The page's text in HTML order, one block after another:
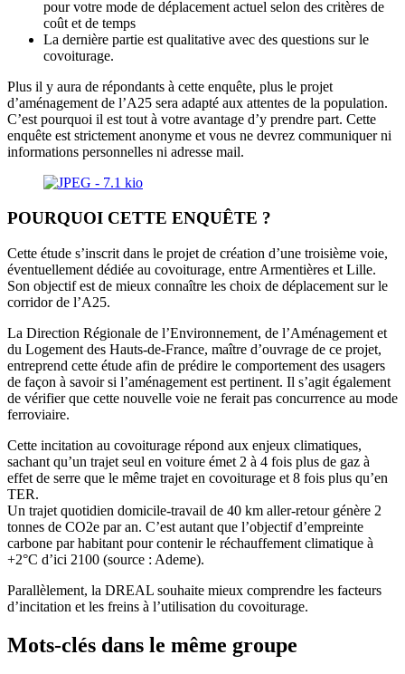
pour votre mode de déplacement actuel selon des critères de
coût et de temps
La dernière partie est qualitative avec des questions sur le
covoiturage.
Plus il y aura de répondants à cette enquête, plus le projet
d’aménagement de l’A25 sera adapté aux attentes de la population.
C’est pourquoi il est tout à votre avantage d’y prendre part. Cette
enquête est strictement anonyme et vous ne devrez communiquer ni
informations personnelles ni adresse mail.
POURQUOI CETTE ENQUÊTE ?
Cette étude s’inscrit dans le projet de création d’une troisième voie,
éventuellement dédiée au covoiturage, entre Armentières et Lille.
Son objectif est de mieux connaître les choix de déplacement sur le
corridor de l’A25.
La Direction Régionale de l’Environnement, de l’Aménagement et
du Logement des Hauts-de-France, maître d’ouvrage de ce projet,
entreprend cette étude afin de prédire le comportement des usagers
de façon à savoir si l’aménagement est pertinent. Il s’agit également
de vérifier que cette nouvelle voie ne ferait pas concurrence au mode
ferroviaire.
Cette incitation au covoiturage répond aux enjeux climatiques,
sachant qu’un trajet seul en voiture émet 2 à 4 fois plus de gaz à
effet de serre que le même trajet en covoiturage et 8 fois plus qu’en
TER.
Un trajet quotidien domicile-travail de 40 km aller-retour génère 2
tonnes de CO2e par an. C’est autant que l’objectif d’empreinte
carbone par habitant pour contenir le réchauffement climatique à
+2°C d’ici 2100 (source : Ademe).
Parallèlement, la DREAL souhaite mieux comprendre les facteurs
d’incitation et les freins à l’utilisation du covoiturage.
Mots-clés dans le même groupe